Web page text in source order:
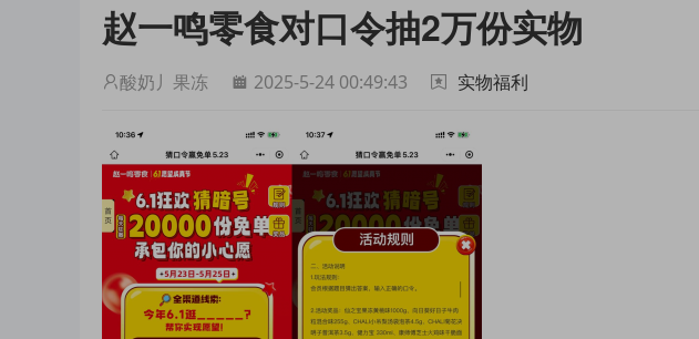
赵一鸣零食对口令抽2万份实物
酸奶丿果冻 2025-5-24 00:49:43 实物福利